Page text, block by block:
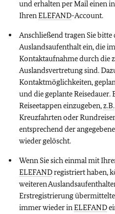
und erhalten per Mail einen
IhrenELEFAND-Account.
Anschließend tragen Sie
Auslandsaufenthalt ein, die
Kontaktaufnahme durch die
Auslandsvertretung sind.
Kontaktmöglichkeiten,
und die geplante Reisedauer.
Reiseetappen einzugeben,z.B.
Kreuzfahrten oder
entsprechend der
wieder gelöscht.
Wenn Sie sich einmal mit
ELEFANDregistriert haben,
weiteren
Erstregistrierung
immer wieder inELEFAND